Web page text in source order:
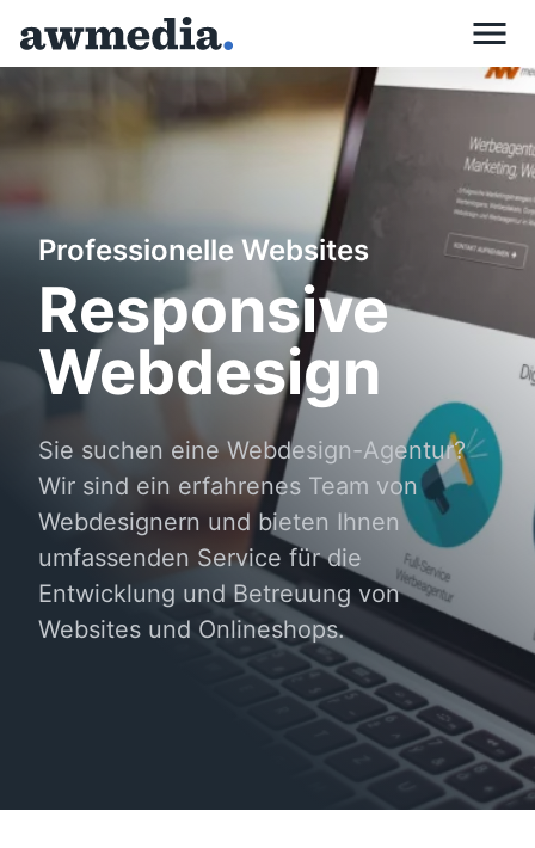
content
Professionelle Websites
Responsive
Webdesign
Sie suchen eine Webdesign-Agentur?
Wir sind ein erfahrenes Team von
Webdesignern und bieten Ihnen
umfassenden Service für die
Entwicklung und Betreuung von
Websites und Onlineshops.